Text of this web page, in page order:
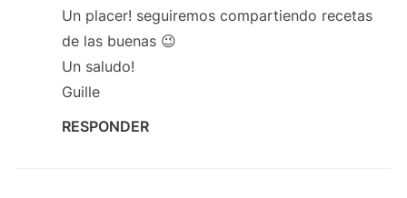
Un placer! seguiremos compartiendo recetas
de las buenas 😉
Un saludo!
Guille
RESPONDER